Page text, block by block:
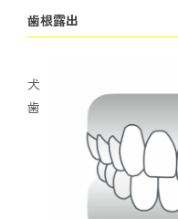
歯根露出
犬
歯